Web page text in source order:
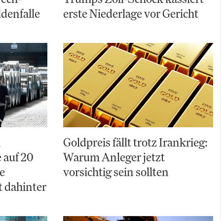
erste Niederlage vor Gericht
20
dahinter
Goldpreis fällt trotz Irankrieg:
Warum Anleger jetzt
vorsichtig sein sollten